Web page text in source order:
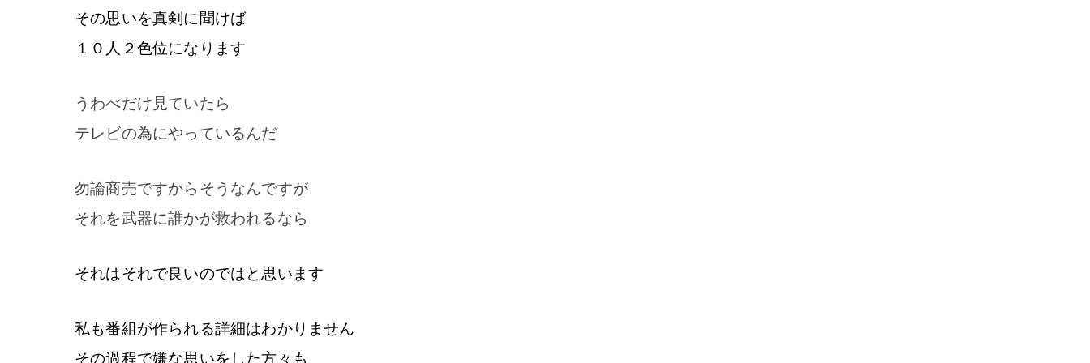
その思いを真剣に聞けば
１０人２色位になります
うわべだけ見ていたら
テレビの為にやっているんだ
勿論商売ですからそうなんですが
それを武器に誰かが救われるなら
それはそれで良いのではと思います
私も番組が作られる詳細はわかりません
その過程で嫌な思いをした方々も